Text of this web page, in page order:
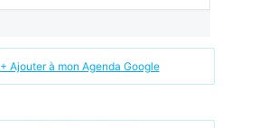
+ Ajouter à mon Agenda Google